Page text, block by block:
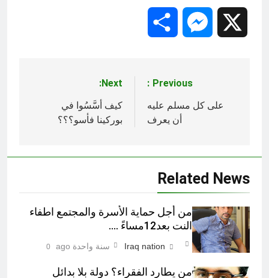
Messenger
المقالات
Previous:
على كل مسلم عليه
أن يعرف
Next:
كيف أسَّسُوا في
بوركينا فأسو؟؟؟
Related News
من أجل حماية الأسرة والمجتمع اطفاء
النت بعد12مساءً ….
Iraq nation سنة واحدة ago 0
من يطارد الفقراء؟ دولة بلا بدائل